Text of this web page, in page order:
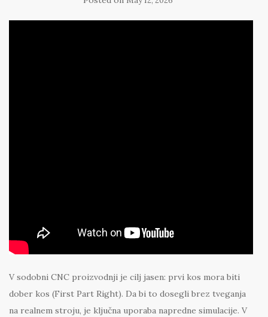
V sodobni CNC proizvodnji je cilj jasen: prvi kos mora biti
dober kos (First Part Right). Da bi to dosegli brez tveganja
na realnem stroju, je ključna uporaba napredne simulacije. V